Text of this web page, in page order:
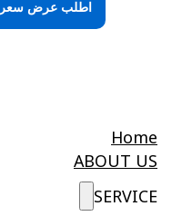
اطلب عرض سعر
Home
ABOUT US
SERVICE